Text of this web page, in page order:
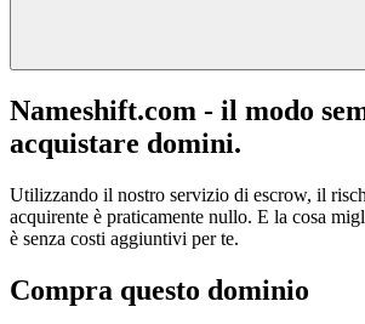
Nameshift.com - il modo
acquistare domini.
Utilizzando il nostro servizio di escrow, il
acquirente è praticamente nullo. E la cosa
è senza costi aggiuntivi per te.
Compra questo dominio